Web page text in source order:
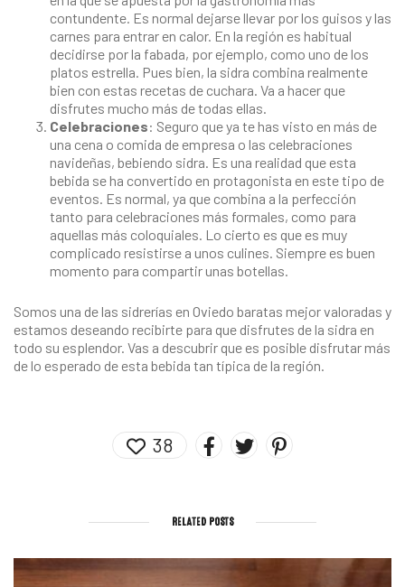
contundente. Es normal dejarse llevar por los guisos y las
carnes para entrar en calor. En la región es habitual
decidirse por la fabada, por ejemplo, como uno de los
platos estrella. Pues bien, la sidra combina realmente
bien con estas recetas de cuchara. Va a hacer que
disfrutes mucho más de todas ellas.
Celebraciones: Seguro que ya te has visto en más de
una cena o comida de empresa o las celebraciones
navideñas, bebiendo sidra. Es una realidad que esta
bebida se ha convertido en protagonista en este tipo de
eventos. Es normal, ya que combina a la perfección
tanto para celebraciones más formales, como para
aquellas más coloquiales. Lo cierto es que es muy
complicado resistirse a unos culines. Siempre es buen
momento para compartir unas botellas.
Somos una de las sidrerías en Oviedo baratas mejor valoradas y
estamos deseando recibirte para que disfrutes de la sidra en
todo su esplendor. Vas a descubrir que es posible disfrutar más
de lo esperado de esta bebida tan típica de la región.
38
RELATED POSTS